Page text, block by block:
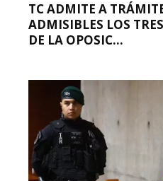
TC ADMITE A
ADMISIBLES LOS
DE LA OPOSIC...